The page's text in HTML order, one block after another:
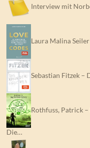
Interview mit
Laura Malina
Sebastian Fitzek –
Rothfuss, Patrick
Die…